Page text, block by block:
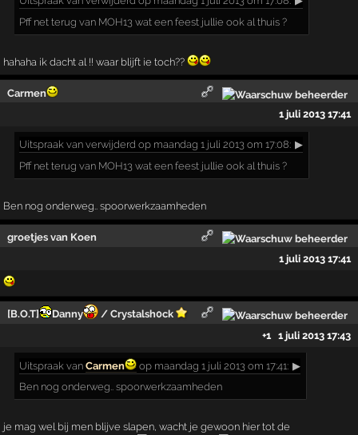
Pff net terug van MOH13 wat een feest jullie ook al thuis ?
hahaha ik dacht al !! waar blijft ie toch??
Carmen
1 juli 2013 17:41
Uitspraak van verwijderd op maandag 1 juli 2013 om 17:08: ▶
Pff net terug van MOH13 wat een feest jullie ook al thuis ?
Ben nog onderweg.. spoorwerkzaamheden
groetjes van Koen
1 juli 2013 17:41
[B.O.T] Danny
/ Crystalsh0ck
+1
1 juli 2013 17:43
Uitspraak vanCarmen op maandag 1 juli 2013 om 17:41: ▶
Ben nog onderweg.. spoorwerkzaamheden
je mag wel bij men blijve slapen, wacht je gewoon hier tot de